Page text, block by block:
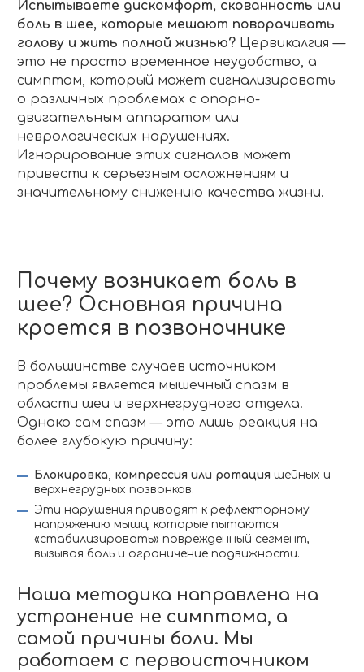
Испытываете дискомфорт, скованность или
боль в шее, которые мешают поворачивать
голову и жить полной жизнью? Цервикалгия —
это не просто временное неудобство, а
симптом, который может сигнализировать
о различных проблемах с опорно-
двигательным аппаратом или
неврологических нарушениях.
Игнорирование этих сигналов может
привести к серьезным осложнениям и
значительному снижению качества жизни.
Почему возникает боль в
шее? Основная причина
кроется в позвоночнике
В большинстве случаев источником
проблемы является мышечный спазм в
области шеи и верхнегрудного отдела.
Однако сам спазм — это лишь реакция на
более глубокую причину:
Блокировка, компрессия или ротация шейных и
верхнегрудных позвонков.
Эти нарушения приводят к рефлекторному
напряжению мышц, которые пытаются
«стабилизировать» поврежденный сегмент,
вызывая боль и ограничение подвижности.
Наша методика направлена на
устранение не симптома, а
самой причины боли. Мы
работаем с первоисточником